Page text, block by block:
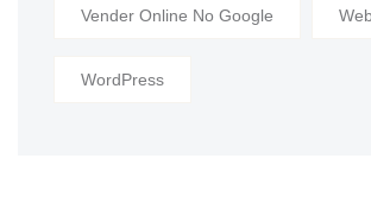
Vender Online No Google
WordPress